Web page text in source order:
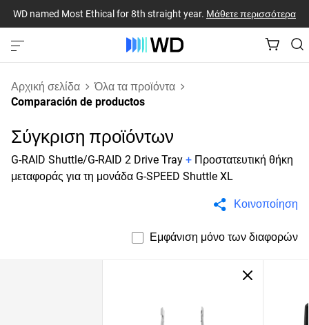
WD named Most Ethical for 8th straight year. Μάθετε περισσότερα
Αρχική σελίδα
Όλα τα προϊόντα
Comparación de productos
Σύγκριση προϊόντων
G-RAID Shuttle/G-RAID 2 Drive Tray + Προστατευτική θήκη
μεταφοράς για τη μονάδα G-SPEED Shuttle XL
Κοινοποίηση
Εμφάνιση μόνο των διαφορών